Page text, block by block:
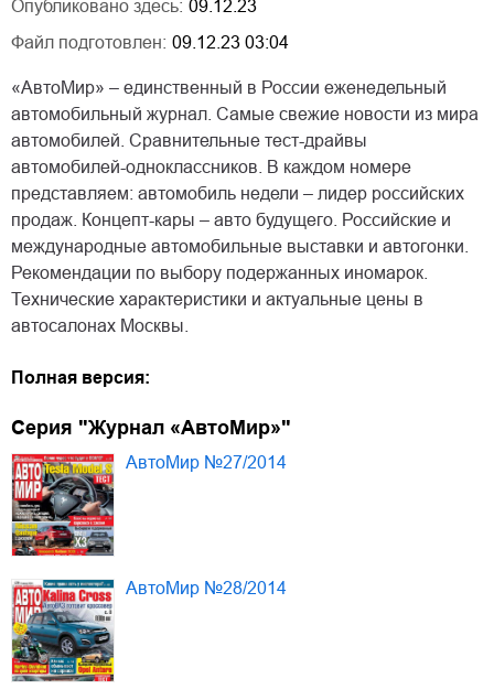
Опубликовано здесь: 09.12.23
Файл подготовлен: 09.12.23 03:04
«АвтоМир» – единственный в России еженедельный
автомобильный журнал. Самые свежие новости из мира
автомобилей. Сравнительные тест-драйвы
автомобилей-одноклассников. В каждом номере
представляем: автомобиль недели – лидер российских
продаж. Концепт-кары – авто будущего. Российские и
международные автомобильные выставки и автогонки.
Рекомендации по выбору подержанных иномарок.
Технические характеристики и актуальные цены в
автосалонах Москвы.
Полная версия:
Серия "Журнал «АвтоМир»"
АвтоМир №27/2014
АвтоМир №28/2014